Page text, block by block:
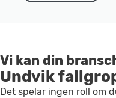
Vi kan din
Undvik
Det spelar ingen roll om